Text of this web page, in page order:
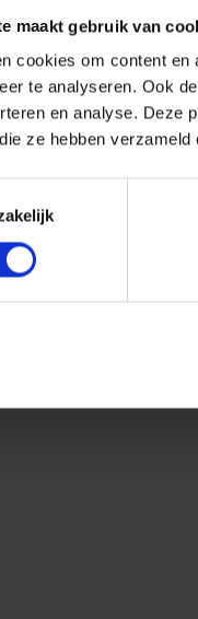
maakt gebruik van
cookies om content
te analyseren. Ook
en analyse. Deze
ze hebben